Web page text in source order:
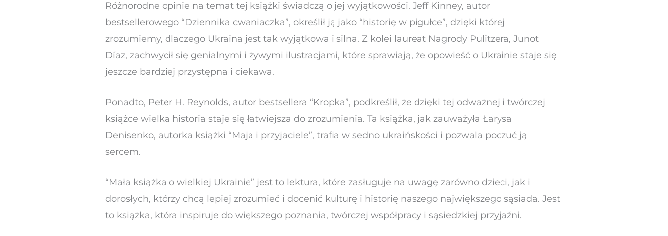
Różnorodne opinie na temat tej książki świadczą o jej wyjątkowości. Jeff Kinney, autor
bestsellerowego “Dziennika cwaniaczka”, określił ją jako “historię w pigułce”, dzięki której
zrozumiemy, dlaczego Ukraina jest tak wyjątkowa i silna. Z kolei laureat Nagrody Pulitzera, Junot
Díaz, zachwycił się genialnymi i żywymi ilustracjami, które sprawiają, że opowieść o Ukrainie staje się
jeszcze bardziej przystępna i ciekawa.
Ponadto, Peter H. Reynolds, autor bestsellera “Kropka”, podkreślił, że dzięki tej odważnej i twórczej
książce wielka historia staje się łatwiejsza do zrozumienia. Ta książka, jak zauważyła Łarysa
Denisenko, autorka książki “Maja i przyjaciele”, trafia w sedno ukraińskości i pozwala poczuć ją
sercem.
“Mała książka o wielkiej Ukrainie” jest to lektura, które zasługuje na uwagę zarówno dzieci, jak i
dorosłych, którzy chcą lepiej zrozumieć i docenić kulturę i historię naszego największego sąsiada. Jest
to książka, która inspiruje do większego poznania, twórczej współpracy i sąsiedzkiej przyjaźni.